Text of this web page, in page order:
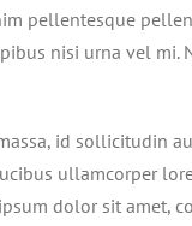
pellentesque
nisi urna vel mi.
id sollicitudin
ullamcorper
dolor sit amet,